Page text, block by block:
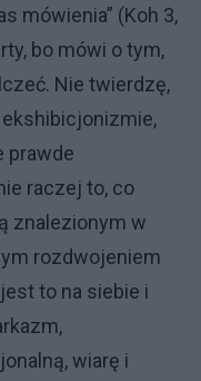
mówienia” (Koh 3,
bo mówi o tym,
Nie twierdzę,
prawde
raczej to, co
znalezionym w
rozdwojeniem
to na siebie i
wiarę i